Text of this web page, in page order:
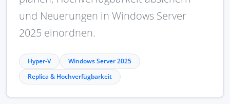
und Neuerungen in Windows Server
2025 einordnen.
Hyper-V
Windows Server 2025
Replica & Hochverfügbarkeit